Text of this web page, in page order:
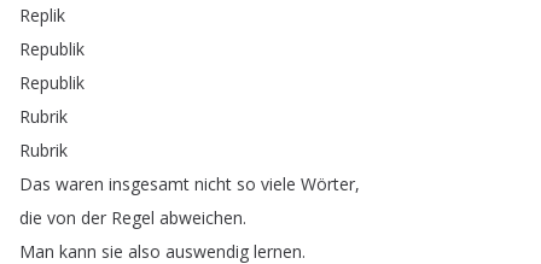
Replik
Republik
Republik
Rubrik
Rubrik
Das waren insgesamt nicht so viele Wörter,
die von der Regel abweichen.
Man kann sie also auswendig lernen.